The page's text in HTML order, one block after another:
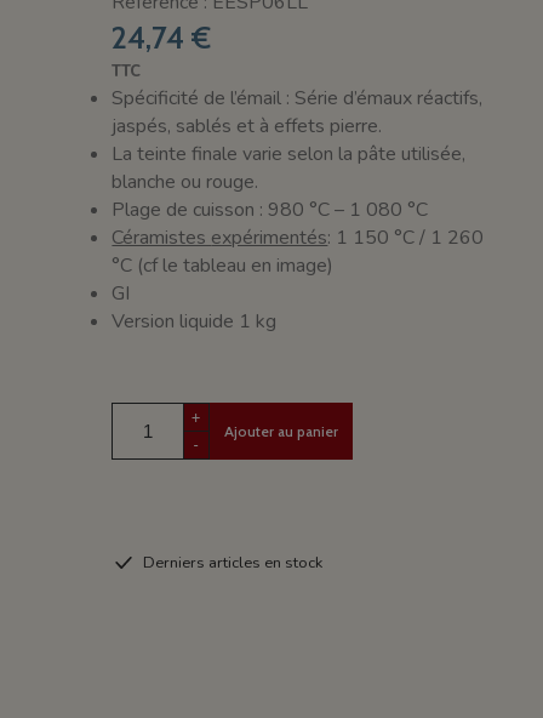
24,74 €
TTC
Spécificité de l’émail : Série d’émaux réactifs,
jaspés, sablés et à effets pierre.
La teinte finale varie selon la pâte utilisée,
blanche ou rouge.
Plage de cuisson : 980 °C – 1 080 °C
Céramistes expérimentés: 1 150 °C / 1 260
°C (cf le tableau en image)
GI
Version liquide 1 kg
+
-
Ajouter au panier
Derniers articles en stock